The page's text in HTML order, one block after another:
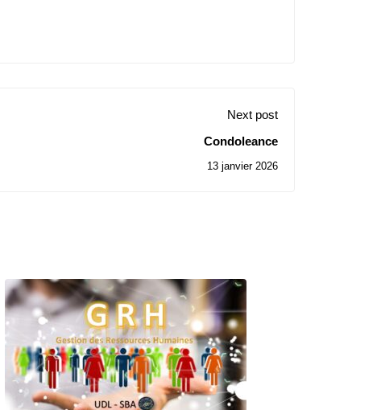
Next post
Condoleance
13 janvier 2026